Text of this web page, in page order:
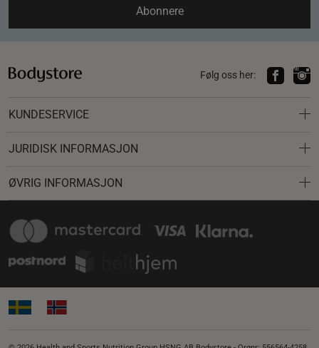
Abonnere
Følg oss her:
KUNDESERVICE
JURIDISK INFORMASJON
ØVRIG INFORMASJON